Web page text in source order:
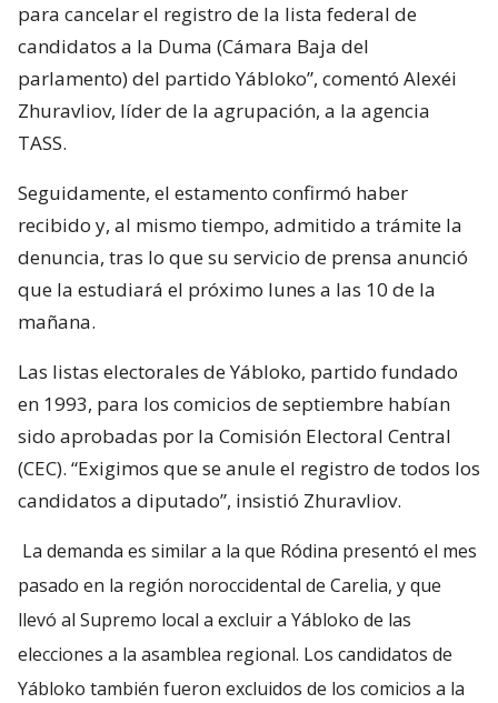
para cancelar el registro de la lista federal de
candidatos a la Duma (Cámara Baja del
parlamento) del partido Yábloko”, comentó Alexéi
Zhuravliov, líder de la agrupación, a la agencia
TASS.
Seguidamente, el estamento confirmó haber
recibido y, al mismo tiempo, admitido a trámite la
denuncia, tras lo que su servicio de prensa anunció
que la estudiará el próximo lunes a las 10 de la
mañana.
Las listas electorales de Yábloko, partido fundado
en 1993, para los comicios de septiembre habían
sido aprobadas por la Comisión Electoral Central
(CEC). “Exigimos que se anule el registro de todos los
candidatos a diputado”, insistió Zhuravliov.
La demanda es similar a la que Ródina presentó el mes
pasado en la región noroccidental de Carelia, y que
llevó al Supremo local a excluir a Yábloko de las
elecciones a la asamblea regional. Los candidatos de
Yábloko también fueron excluidos de los comicios a la